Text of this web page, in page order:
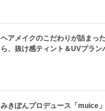
ヘアメイクのこだわりが詰まっ
ら、抜け感ティント＆UVプラン
みきぽんプロデュース「muice